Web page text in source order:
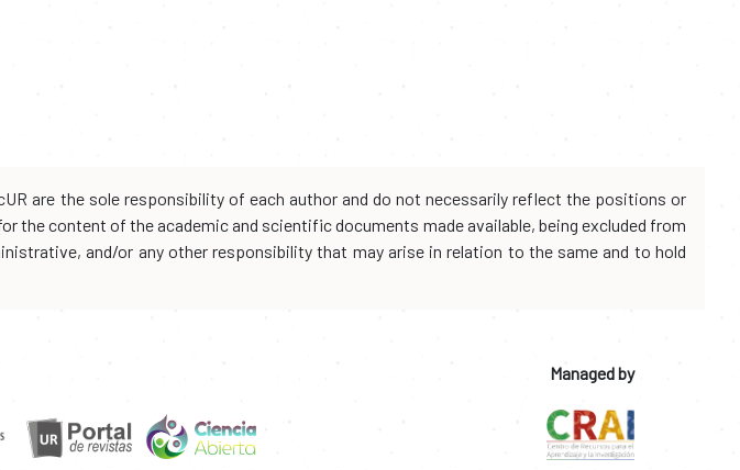
are the sole responsibility of each author and do not necessarily reflect the positions or
the content of the academic and scientific documents made available, being excluded from
and/or any other responsibility that may arise in relation to the same and to hold
Managed by